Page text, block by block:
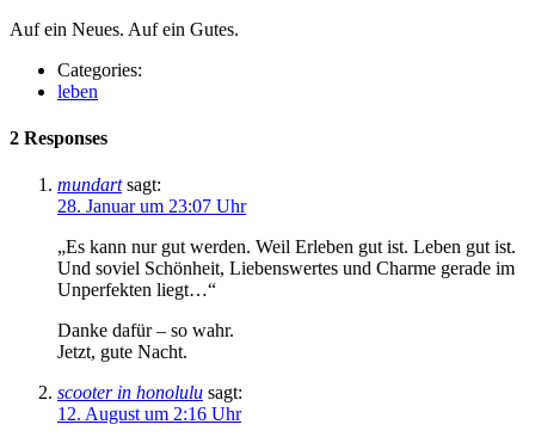
Auf ein Neues. Auf ein Gutes.
Categories:
leben
2 Responses
mundart sagt:
28. Januar um 23:07 Uhr
„Es kann nur gut werden. Weil Erleben gut ist. Leben gut ist.
Und soviel Schönheit, Liebenswertes und Charme gerade im
Unperfekten liegt…“
Danke dafür – so wahr.
Jetzt, gute Nacht.
scooter in honolulu sagt:
12. August um 2:16 Uhr